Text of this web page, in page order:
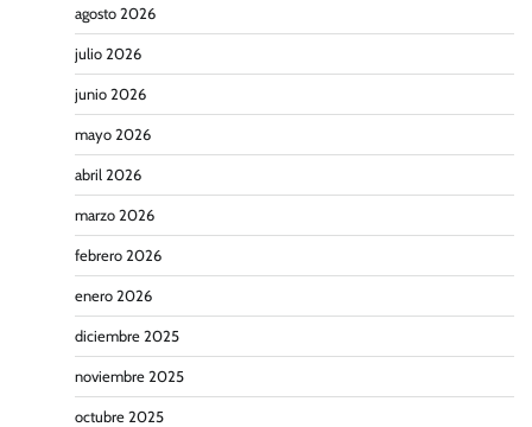
agosto 2026
julio 2026
junio 2026
mayo 2026
abril 2026
marzo 2026
febrero 2026
enero 2026
diciembre 2025
noviembre 2025
octubre 2025